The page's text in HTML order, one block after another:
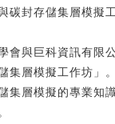
碳封存儲集層模擬
會與巨科資訊有限
集層模擬工作坊」
集層模擬的專業知